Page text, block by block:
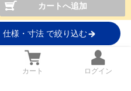
カートへ追加
仕様・寸法 で絞り込む
カート ログイン